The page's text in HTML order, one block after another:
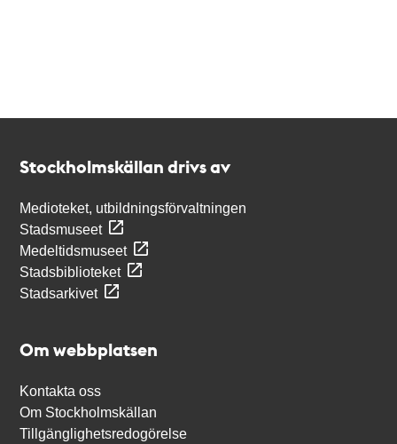
Stockholmskällan drivs av
Medioteket, utbildningsförvaltningen
Stadsmuseet
Medeltidsmuseet
Stadsbiblioteket
Stadsarkivet
Om webbplatsen
Kontakta oss
Om Stockholmskällan
Tillgänglighetsredogörelse